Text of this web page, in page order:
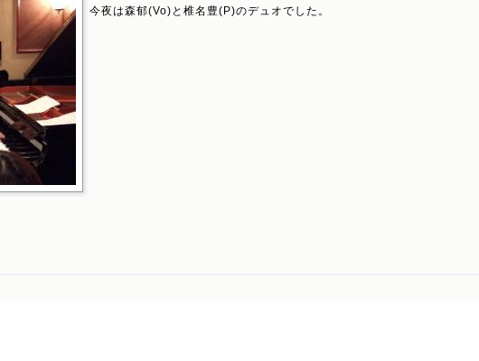
今夜は森郁(Vo)と椎名豊(P)のデュオでした。